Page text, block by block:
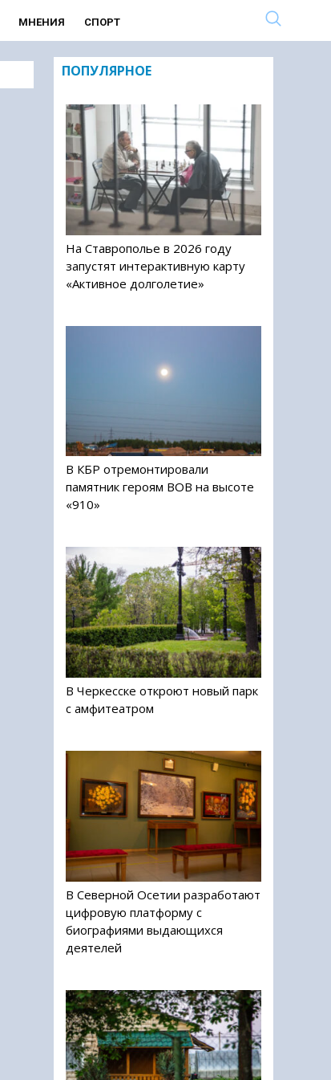
МНЕНИЯ СПОРТ
ПОПУЛЯРНОЕ
На Ставрополье в 2026 году
запустят интерактивную карту
«Активное долголетие»
В КБР отремонтировали
памятник героям ВОВ на высоте
«910»
В Черкесске откроют новый парк
с амфитеатром
В Северной Осетии разработают
цифровую платформу с
биографиями выдающихся
деятелей